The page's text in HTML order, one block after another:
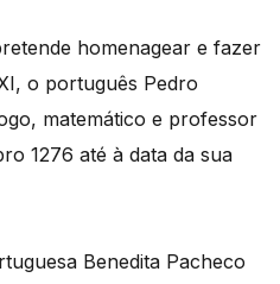
homenagear e fazer
o português Pedro
matemático e professor
1276 até à data da sua
Benedita Pacheco